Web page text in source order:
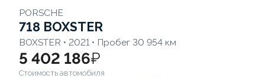
PORSCHE
718 BOXSTER
BOXSTER • 2021 • Пробег 30 954 км
5 402 186₽
Стоимость автомобиля